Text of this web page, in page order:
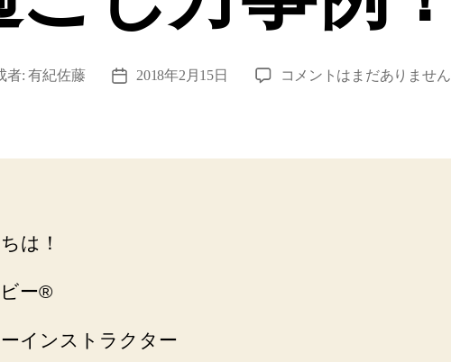
者:有紀佐藤
投
2018年2月15日
【遊
も
コメントはまだありません
は！
ー®️
インストラクター